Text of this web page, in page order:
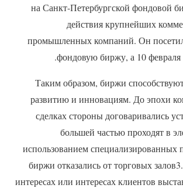
на Санкт-Петербургской фондовой
действия крупнейших
промышленных компаний. Он
фондовую биржу, а 10 февраля
Таким образом, биржи
развитию и инновациям. До эпохи
сделках стороны договаривались
большей частью проходят в
использованием специализированных
биржи отказались от торговых
интересах или интересах клиентов